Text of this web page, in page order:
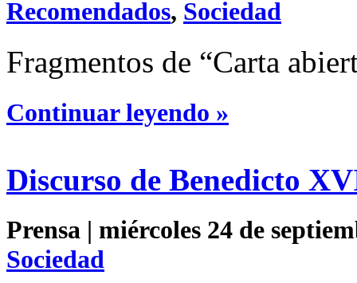
Recomendados, Sociedad
Fragmentos de “Carta
Continuar leyendo »
Discurso de Benedicto
Prensa | miércoles 24 de
Sociedad